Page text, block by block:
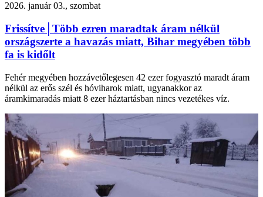
2026. január 03., szombat
Frissítve│Több ezren maradtak áram nélkül
országszerte a havazás miatt, Bihar megyében több
fa is kidőlt
Fehér megyében hozzávetőlegesen 42 ezer fogyasztó maradt áram
nélkül az erős szél és hóviharok miatt, ugyanakkor az
áramkimaradás miatt 8 ezer háztartásban nincs vezetékes víz.